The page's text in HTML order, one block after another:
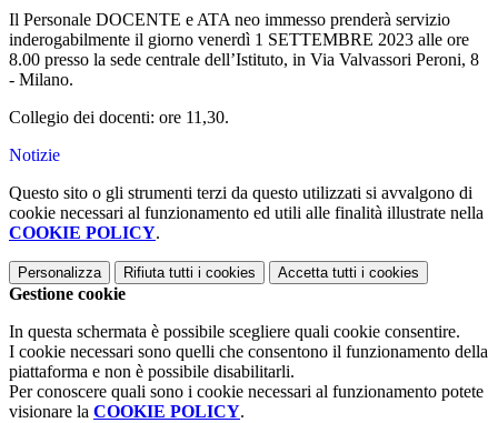
Il Personale DOCENTE e ATA neo immesso prenderà servizio
inderogabilmente il giorno venerdì 1 SETTEMBRE 2023 alle ore
8.00 presso la sede centrale dell’Istituto, in Via Valvassori Peroni, 8
- Milano.
Collegio dei docenti: ore 11,30.
Notizie
Questo sito o gli strumenti terzi da questo utilizzati si avvalgono di
cookie necessari al funzionamento ed utili alle finalità illustrate nella
COOKIE POLICY.
Personalizza Rifiuta tutti i cookies Accetta tutti i cookies
Gestione cookie
In questa schermata è possibile scegliere quali cookie consentire.
I cookie necessari sono quelli che consentono il funzionamento della
piattaforma e non è possibile disabilitarli.
Per conoscere quali sono i cookie necessari al funzionamento potete
visionare la COOKIE POLICY.